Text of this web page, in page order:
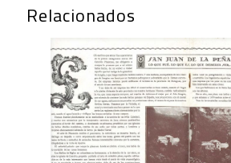
Relacionados